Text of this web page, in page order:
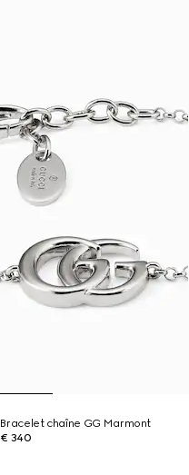
Bracelet chaîne GG Marmont
€ 340